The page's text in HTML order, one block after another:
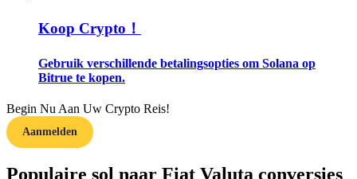
Leer hoe u winstgevend kunt blijven
Koop Crypto！
Gebruik verschillende betalingsopties om Solana op
Bitrue te kopen.
Begin Nu Aan Uw Crypto Reis!
Aanmelden
Populaire sol naar Fiat Valuta conversies